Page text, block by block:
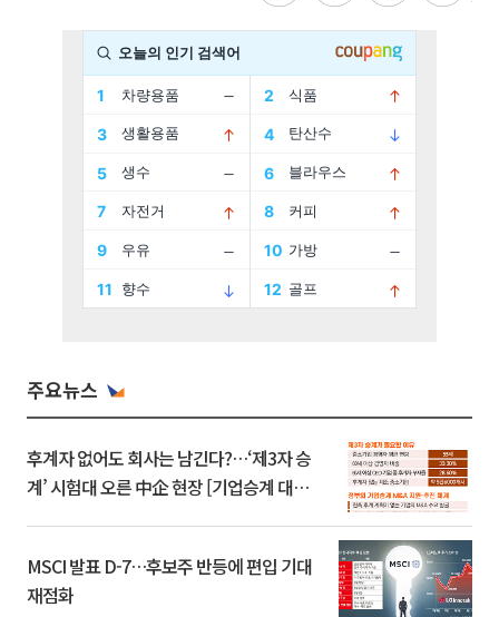
주요뉴스
후계자 없어도 회사는 남긴다?…‘제3자 승
계’ 시험대 오른 中企 현장 [기업승계 대전
MSCI 발표 D-7…후보주 반등에 편입 기대
재점화